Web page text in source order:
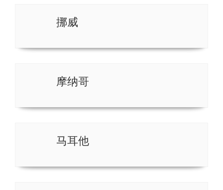
挪威
摩纳哥
马耳他